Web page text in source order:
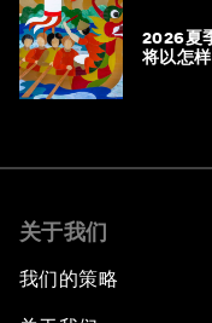
2026夏
将以怎
关于我们
我们的策略